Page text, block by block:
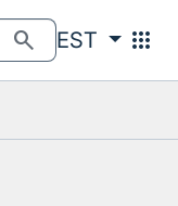
search EST apps